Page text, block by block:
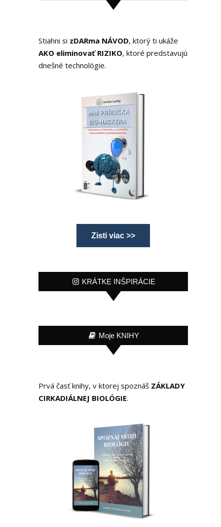
Stiahni si zDARma NÁVOD, ktorý ti ukáže
AKO eliminovať RIZIKO, ktoré predstavujú
dnešné technológie.
Zisti viac >>
KRÁTKE INŠPIRÁCIE
Moje KNIHY
Prvá časť knihy, v ktorej spoznáš ZÁKLADY
CIRKADIÁLNEJ BIOLÓGIE.